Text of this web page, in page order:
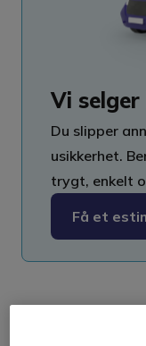
Vi
Du slipper
usikkerhet.
trygt, enkelt
Få et